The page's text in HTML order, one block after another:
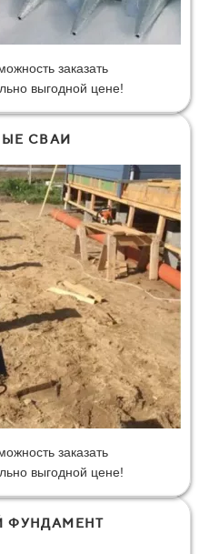
заказать
выгодной цене!
СВАИ
заказать
выгодной цене!
ФУНДАМЕНТ